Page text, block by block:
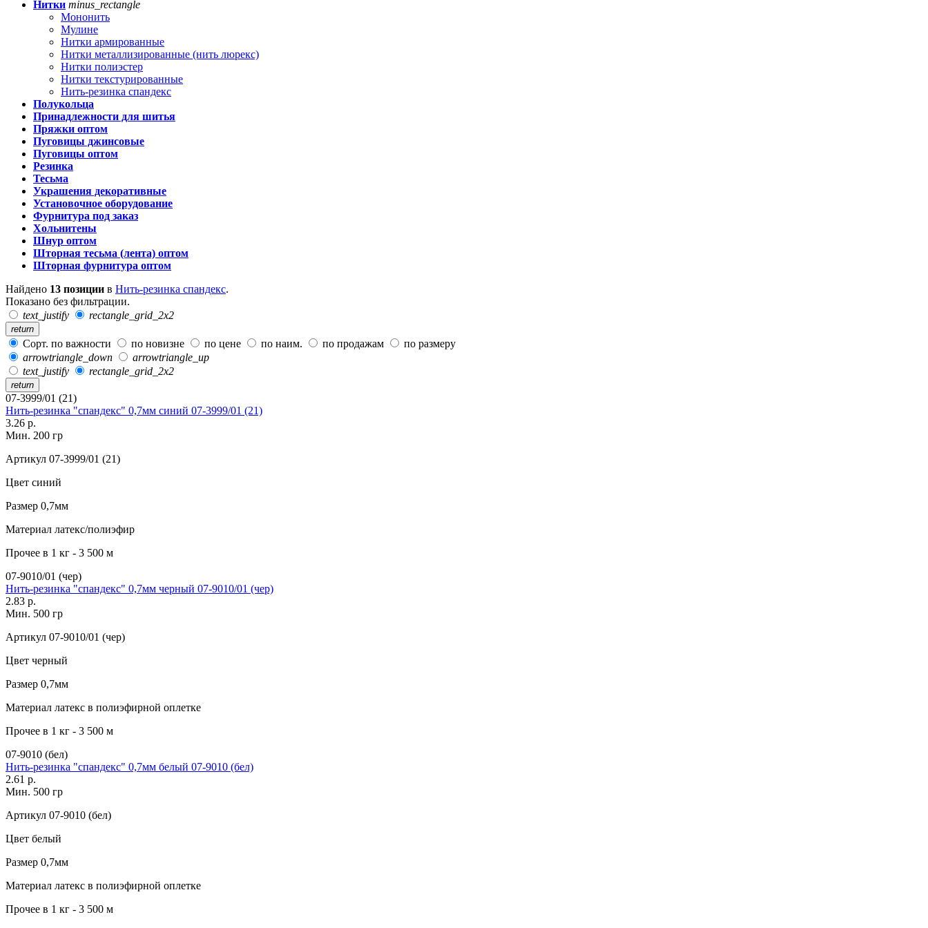
Нитки minus_rectangle
Мононить
Мулине
Нитки армированные
Нитки металлизированные (нить люрекс)
Нитки полиэстер
Нитки текстурированные
Нить-резинка спандекс
Полукольца
Принадлежности для шитья
Пряжки оптом
Пуговицы джинсовые
Пуговицы оптом
Резинка
Тесьма
Украшения декоративные
Установочное оборудование
Фурнитура под заказ
Хольнитены
Шнур оптом
Шторная тесьма (лента) оптом
Шторная фурнитура оптом
Найдено 13 позиции в Нить-резинка спандекс.
Показано без фильтрации.
text_justify
rectangle_grid_2x2
return
Сорт. по важности по новизне по цене по наим. по продажам
по размеру
arrowtriangle_down
arrowtriangle_up
text_justify
rectangle_grid_2x2
return
07-3999/01 (21)
Нить-резинка "спандекс" 0,7мм синий 07-3999/01 (21)
3.26 р.
Мин. 200 гр
Артикул 07-3999/01 (21)
Цвет синий
Размер 0,7мм
Материал латекс/полиэфир
Прочее в 1 кг - 3 500 м
07-9010/01 (чер)
Нить-резинка "спандекс" 0,7мм черный 07-9010/01 (чер)
2.83 р.
Мин. 500 гр
Артикул 07-9010/01 (чер)
Цвет черный
Размер 0,7мм
Материал латекс в полиэфирной оплетке
Прочее в 1 кг - 3 500 м
07-9010 (бел)
Нить-резинка "спандекс" 0,7мм белый 07-9010 (бел)
2.61 р.
Мин. 500 гр
Артикул 07-9010 (бел)
Цвет белый
Размер 0,7мм
Материал латекс в полиэфирной оплетке
Прочее в 1 кг - 3 500 м